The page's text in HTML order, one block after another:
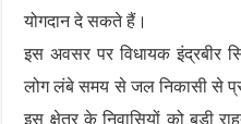
योगदान दे सकते हैं।
इस अवसर पर विधायक इंद्रबीर
लोग लंबे समय से जल निकासी से
इस क्षेत्र के निवासियों को बड़ी